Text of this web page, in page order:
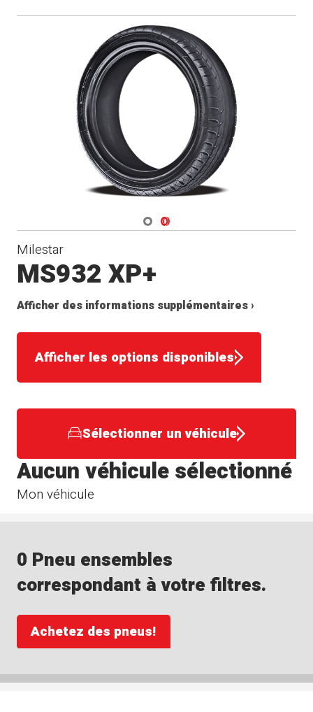
Navigate 1
Navigate 2
Milestar
MS932 XP+
Afficher des informations supplémentaires ›
Afficher les options disponibles
Sélectionner un véhicule
Mon véhicule
Aucun véhicule sélectionné
0 Pneu ensembles
correspondant à votre filtres.
Achetez des pneus!